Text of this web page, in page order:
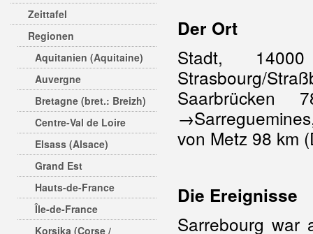
Zeittafel
Regionen
Aquitanien (Aquitaine)
Auvergne
Bretagne (bret.: Breizh)
Centre-Val de Loire
Elsass (Alsace)
Grand Est
Hauts-de-France
Île-de-France
Korsika (Corse /
Der Ort
Stadt,
Strasbourg/
von Metz 98 km
Die Ereignisse
Sarrebourg war